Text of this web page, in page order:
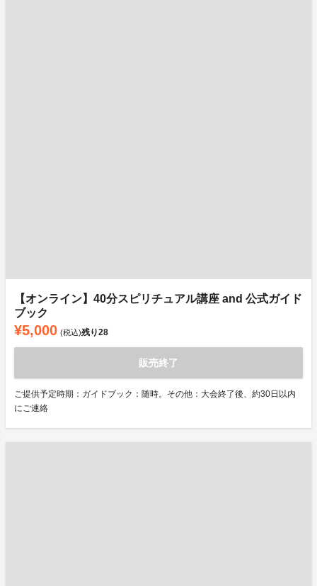
【オンライン】40分スピリチュアル講座 and 公式ガイド
ブック
¥5,000 (税込)残り28
販売終了
ご提供予定時期：ガイドブック：随時。その他：大会終了後、約30日以内
にご連絡